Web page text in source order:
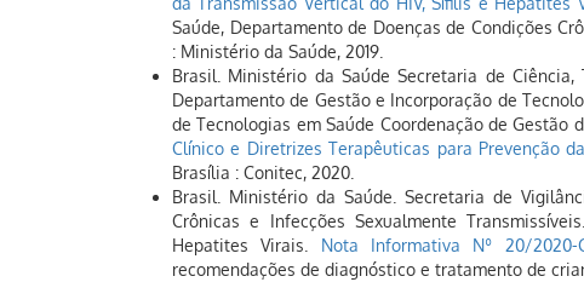
Saúde, Departamento de Doenças de Condições
: Ministério da Saúde, 2019.
Brasil. Ministério da Saúde Secretaria de
Departamento de Gestão e Incorporação de
de Tecnologias em Saúde Coordenação de Gestão
Clínico e Diretrizes Terapêuticas para Prevenção
Brasília : Conitec, 2020.
Brasil. Ministério da Saúde. Secretaria de
Crônicas e Infecções Sexualmente
Hepatites Virais. Nota Informativa Nº 20/2020-
recomendações de diagnóstico e tratamento de